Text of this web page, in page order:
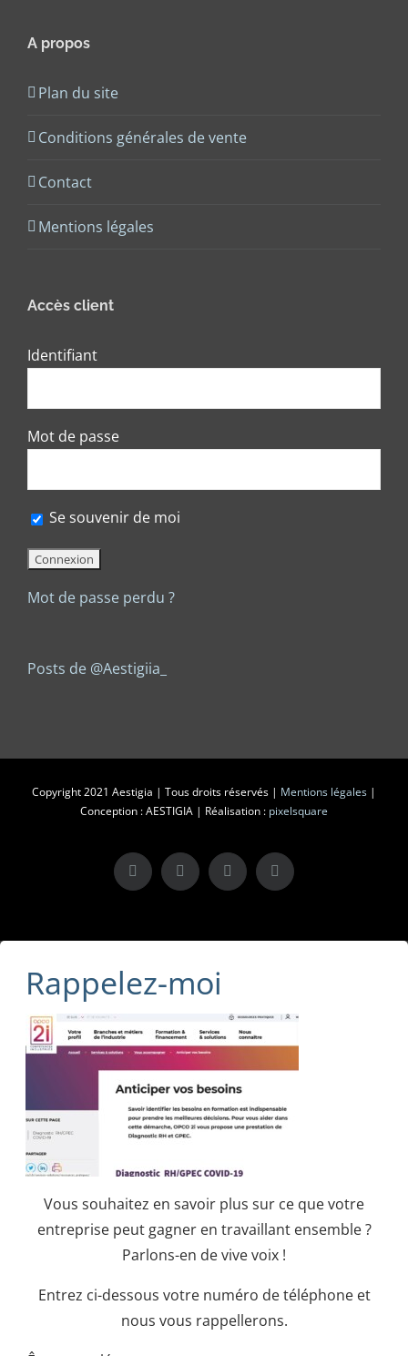
A propos
Plan du site
Conditions générales de vente
Contact
Mentions légales
Accès client
Identifiant
Mot de passe
Se souvenir de moi
Mot de passe perdu ?
Posts de @Aestigiia_
Copyright 2021 Aestigia | Tous droits réservés | Mentions légales |
Conception : AESTIGIA | Réalisation : pixelsquare
X LinkedInInstagramFacebook
Rappelez-moi
Vous souhaitez en savoir plus sur ce que votre
entreprise peut gagner en travaillant ensemble ?
Parlons-en de vive voix !
Entrez ci-dessous votre numéro de téléphone et
nous vous rappellerons.